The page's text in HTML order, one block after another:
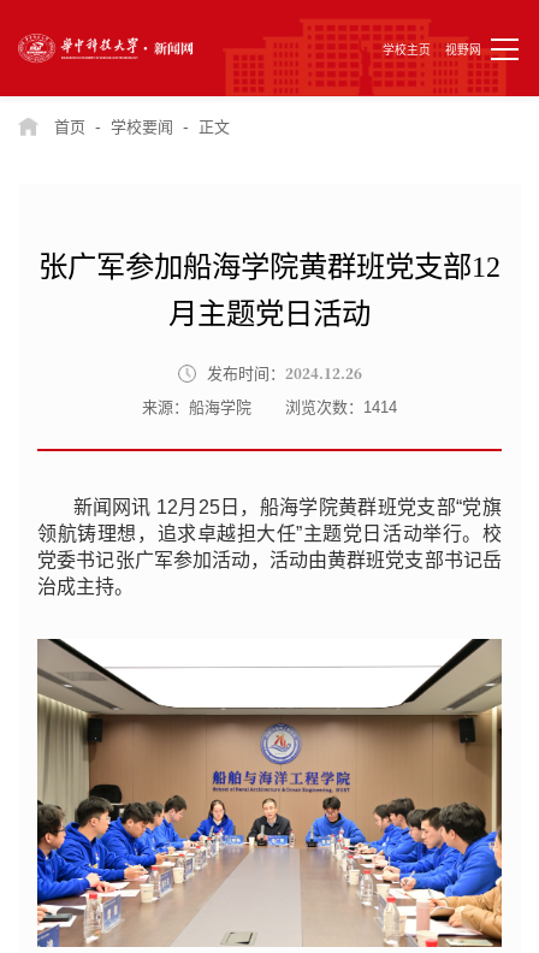
学校主页 视野网
首页 - 学校要闻 - 正文
张广军参加船海学院黄群班党支部12
月主题党日活动
发布时间： 2024.12.26
来源：船海学院 浏览次数： 1414
新闻网讯 12月25日，船海学院黄群班党支部“党旗
领航铸理想，追求卓越担大任”主题党日活动举行。校
党委书记张广军参加活动，活动由黄群班党支部书记岳
治成主持。